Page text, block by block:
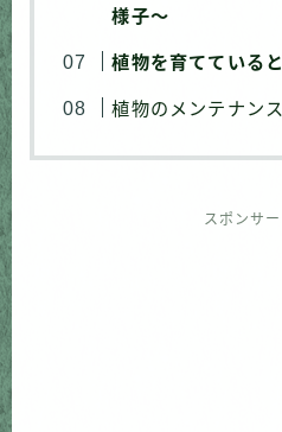
様子〜
植物を育てている
植物のメンテナン
スポンサ